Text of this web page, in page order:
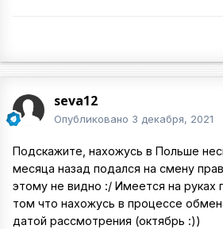
seva12
Опубликовано 3 декабря, 2021
Подскажите, нахожусь в Польше
месяца назад подался на смену
этому не видно :/ Имеется на руках
том что нахожусь в процессе
датой рассмотрения (октябрь :))